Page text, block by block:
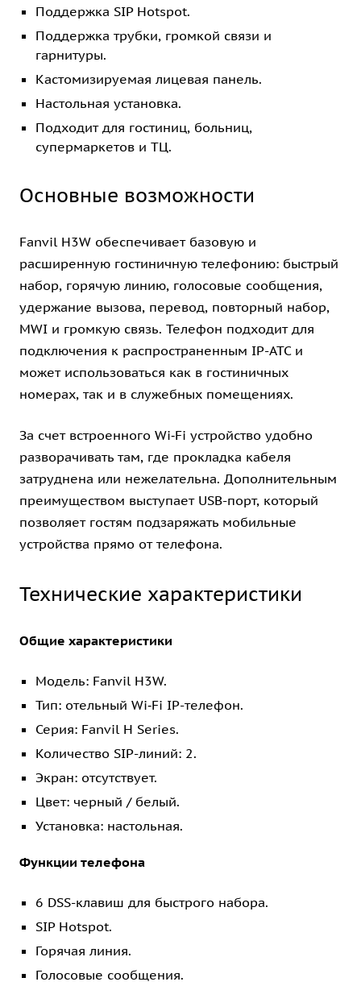
Поддержка SIP Hotspot.
Поддержка трубки, громкой связи и
гарнитуры.
Кастомизируемая лицевая панель.
Настольная установка.
Подходит для гостиниц, больниц,
супермаркетов и ТЦ.
Основные возможности
Fanvil H3W обеспечивает базовую и
расширенную гостиничную телефонию: быстрый
набор, горячую линию, голосовые сообщения,
удержание вызова, перевод, повторный набор,
MWI и громкую связь. Телефон подходит для
подключения к распространенным IP-АТС и
может использоваться как в гостиничных
номерах, так и в служебных помещениях.
За счет встроенного Wi‑Fi устройство удобно
разворачивать там, где прокладка кабеля
затруднена или нежелательна. Дополнительным
преимуществом выступает USB-порт, который
позволяет гостям подзаряжать мобильные
устройства прямо от телефона.
Технические характеристики
Общие характеристики
Модель: Fanvil H3W.
Тип: отельный Wi‑Fi IP-телефон.
Серия: Fanvil H Series.
Количество SIP-линий: 2.
Экран: отсутствует.
Цвет: черный / белый.
Установка: настольная.
Функции телефона
6 DSS-клавиш для быстрого набора.
SIP Hotspot.
Горячая линия.
Голосовые сообщения.